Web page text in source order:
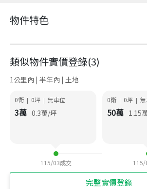
物件特色
類似物件實價登錄(3)
1公里內 | 半年內 | 土地
0衛 | 0坪 | 無車位
3萬 0.3萬/坪
115/03成交
0衛 | 0坪 |
50萬 1.15
115/
完整實價登錄